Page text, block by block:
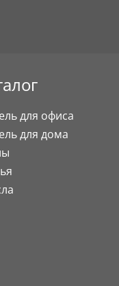
для офиса
для дома